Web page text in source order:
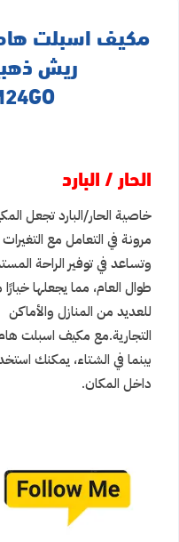
ريش
الحار / البارد
خاصية الحار/البارد تجعل
مرونة في التعامل مع التغيرات
وتساعد في توفير الراحة
طوال العام، مما يجعلها خيارًا
للعديد من المنازل والأماكن
التجارية.مع مكيف اسبلت هام
بينما في الشتاء، يمكنك
داخل المكان.